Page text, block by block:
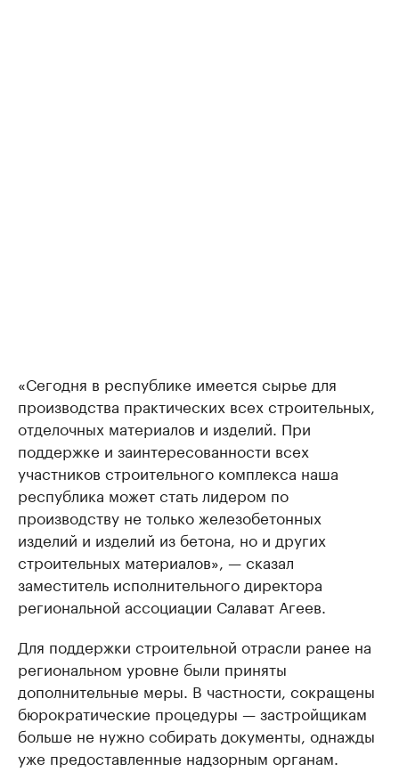
«Сегодня в республике имеется сырье для
производства практических всех строительных,
отделочных материалов и изделий. При
поддержке и заинтересованности всех
участников строительного комплекса наша
республика может стать лидером по
производству не только железобетонных
изделий и изделий из бетона, но и других
строительных материалов», — сказал
заместитель исполнительного директора
региональной ассоциации Салават Агеев.
Для поддержки строительной отрасли ранее на
региональном уровне были приняты
дополнительные меры. В частности, сокращены
бюрократические процедуры — застройщикам
больше не нужно собирать документы, однажды
уже предоставленные надзорным органам.